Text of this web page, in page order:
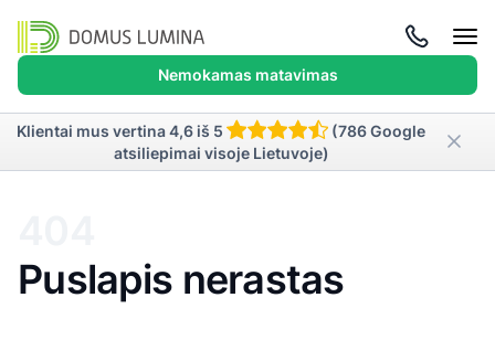
Nemokamas matavimas
Klientai mus vertina 4,6 iš 5
(786 Google
atsiliepimai visoje Lietuvoje)
Puslapis nerastas